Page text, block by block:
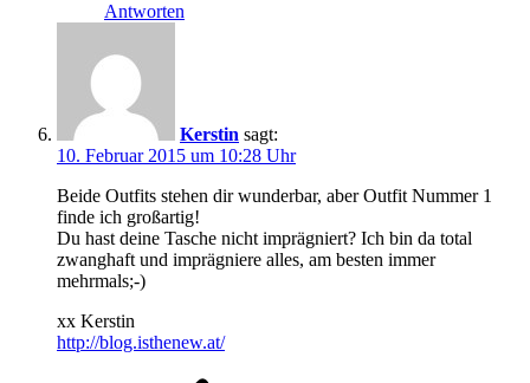
Antworten
Kerstin sagt:
10. Februar 2015 um 10:28 Uhr
Beide Outfits stehen dir wunderbar, aber Outfit Nummer 1
finde ich großartig!
Du hast deine Tasche nicht imprägniert? Ich bin da total
zwanghaft und imprägniere alles, am besten immer
mehrmals;-)
xx Kerstin
http://blog.isthenew.at/